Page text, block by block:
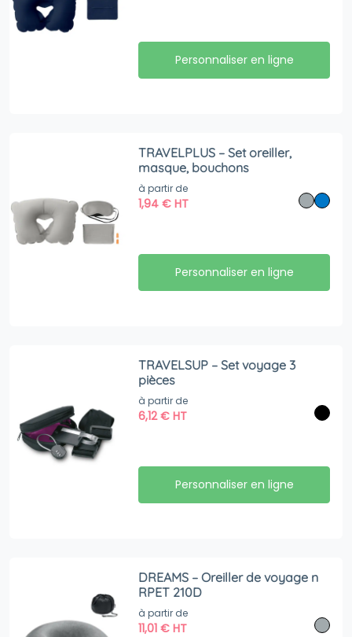
Personnaliser en ligne
TRAVELPLUS – Set oreiller,
masque, bouchons
à partir de
1,94€ HT
Personnaliser en ligne
TRAVELSUP – Set voyage 3
pièces
à partir de
6,12€ HT
Personnaliser en ligne
DREAMS – Oreiller de voyage n
RPET 210D
à partir de
11,01€ HT